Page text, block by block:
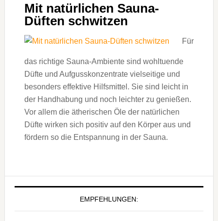
Mit natürlichen Sauna-
Düften schwitzen
Für
das richtige Sauna-Ambiente sind wohltuende
Düfte und Aufgusskonzentrate vielseitige und
besonders effektive Hilfsmittel. Sie sind leicht in
der Handhabung und noch leichter zu genießen.
Vor allem die ätherischen Öle der natürlichen
Düfte wirken sich positiv auf den Körper aus und
fördern so die Entspannung in der Sauna.
EMPFEHLUNGEN: